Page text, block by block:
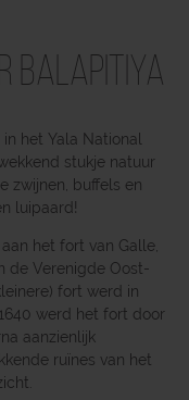
Balapitiya
het Yala National
stukje natuur
zwijnen, buffels en
luipaard!
het fort van Galle,
de Verenigde Oost-
fort werd in
werd het fort door
aanzienlijk
ruïnes van het